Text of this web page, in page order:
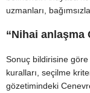
uzmanları,
“Nihai anlaşma
Sonuç bildirisine
kuralları, seçilme
gözetimindeki